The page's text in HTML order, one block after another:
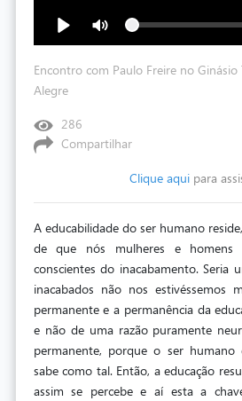
Encontro com Paulo Freire no
Alegre
286
Compartilhar
Clique aqui para
A educabilidade do ser humano
de que nós mulheres e homens
conscientes do inacabamento. Seria
inacabados não nos estivéssemos
permanente e a permanência da
e não de uma razão puramente
permanente, porque o ser
sabe como tal. Então, a educação
assim se percebe e aí esta a